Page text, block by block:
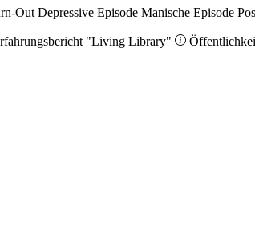
Out Depressive Episode Manische Episode
"Living Library"